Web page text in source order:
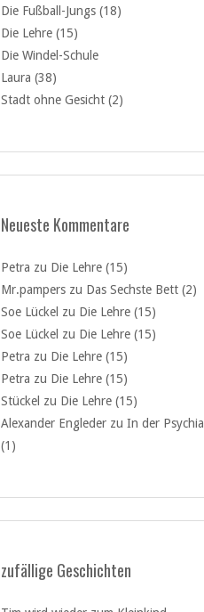
Die Fußball-Jungs (18)
Die Lehre (15)
Die Windel-Schule
Laura (38)
Stadt ohne Gesicht (2)
Neueste Kommentare
Petra zu Die Lehre (15)
Mr.pampers zu Das Sechste Bett (2)
Soe Lückel zu Die Lehre (15)
Soe Lückel zu Die Lehre (15)
Petra zu Die Lehre (15)
Petra zu Die Lehre (15)
Stückel zu Die Lehre (15)
Alexander Engleder zu In der
(1)
zufällige Geschichten